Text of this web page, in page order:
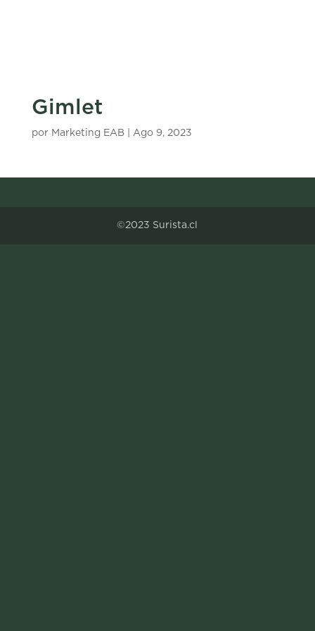
Gimlet
por Marketing EAB| Ago 9, 2023
©2023 Surista.cl